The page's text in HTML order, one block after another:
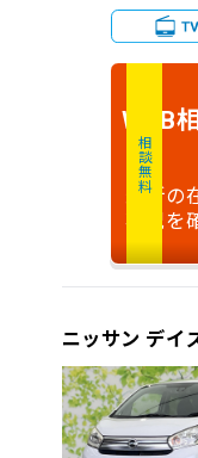
相談無料
WEB
最新の
状況を
ニッサン デイ